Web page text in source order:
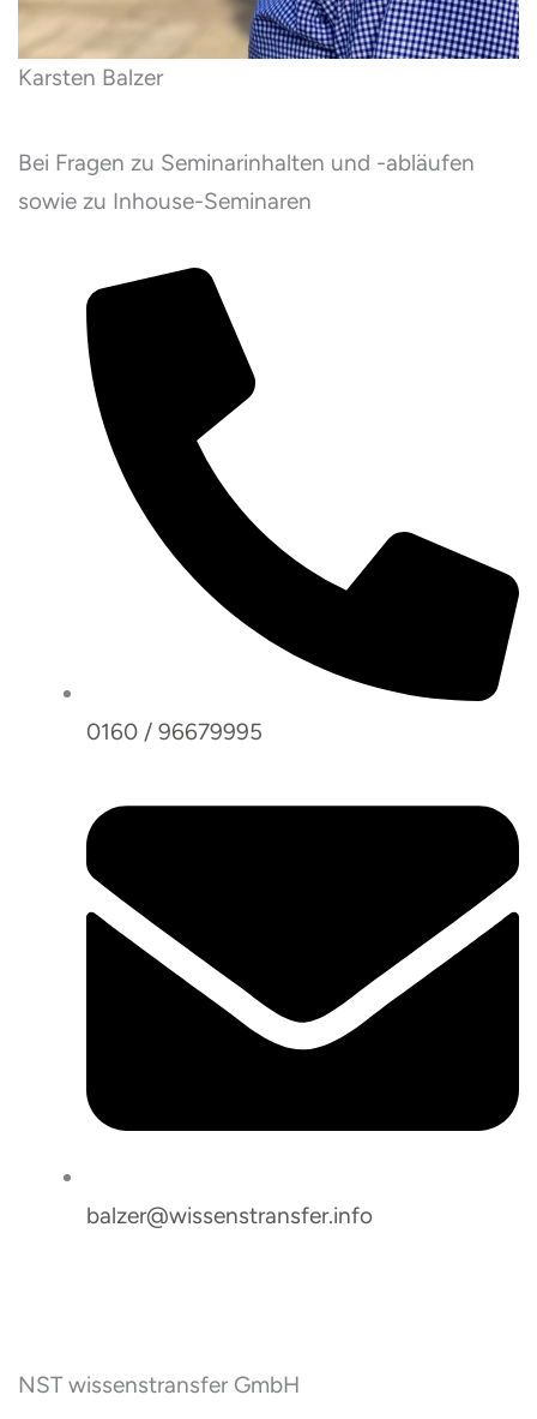
Karsten Balzer
Bei Fragen zu Seminarinhalten und -abläufen
sowie zu Inhouse-Seminaren
0160 / 96679995
balzer@wissenstransfer.info
NST wissenstransfer GmbH